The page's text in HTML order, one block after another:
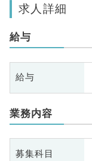
求人詳細
給与
給与
業務内容
募集科目